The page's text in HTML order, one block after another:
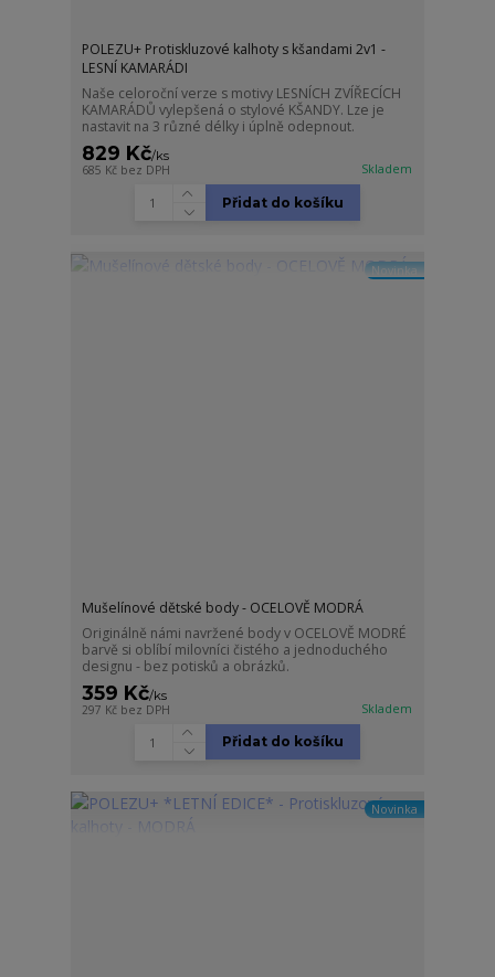
POLEZU+ Protiskluzové kalhoty s kšandami 2v1 -
LESNÍ KAMARÁDI
Naše celoroční verze s motivy LESNÍCH ZVÍŘECÍCH
KAMARÁDŮ vylepšená o stylové KŠANDY. Lze je
nastavit na 3 různé délky i úplně odepnout.
829 Kč/ks
685 Kč bez DPH Skladem
Přidat do košíku
Novinka
Mušelínové dětské body - OCELOVĚ MODRÁ
Originálně námi navržené body v OCELOVĚ MODRÉ
barvě si oblíbí milovníci čistého a jednoduchého
designu - bez potisků a obrázků.
359 Kč/ks
297 Kč bez DPH Skladem
Přidat do košíku
Novinka